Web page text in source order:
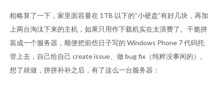
粗略算了一下，家里面容量在 1TB 以下的“小硬盘”有好几块，再加
上两台淘汰下来的主机，如果只用作下载机实在太浪费了。干脆拼
装成一个服务器，顺便把前些日子写的 Windows Phone 7 代码托
管上去，自己给自己 create issue、做 bug fix（纯粹没事闲的）。
想了就做，拼拼补补之后，有了这么一台服务器：